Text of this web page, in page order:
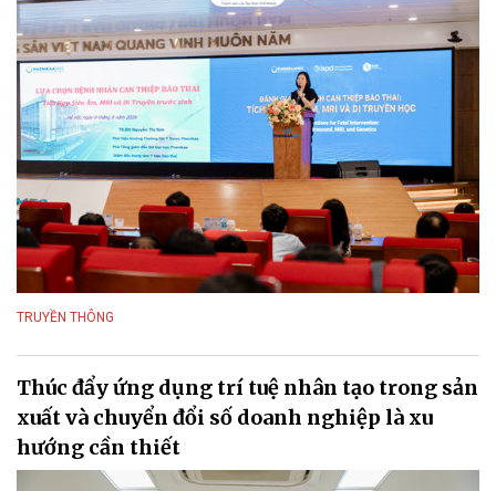
TRUYỀN THÔNG
Thúc đẩy ứng dụng trí tuệ nhân tạo trong sản
xuất và chuyển đổi số doanh nghiệp là xu
hướng cần thiết